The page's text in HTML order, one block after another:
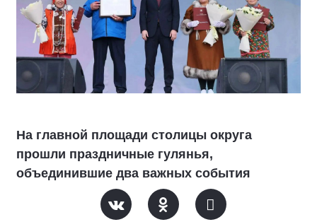
На главной площади столицы округа
прошли праздничные гулянья,
объединившие два важных события